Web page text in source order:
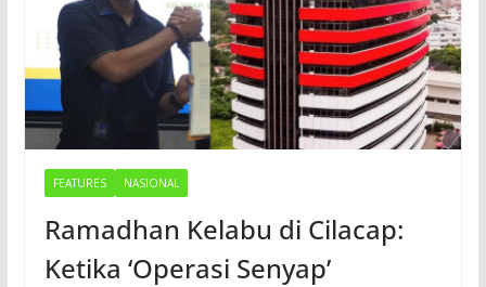
FEATURES NASIONAL
Ramadhan Kelabu di Cilacap:
Ketika ‘Operasi Senyap’